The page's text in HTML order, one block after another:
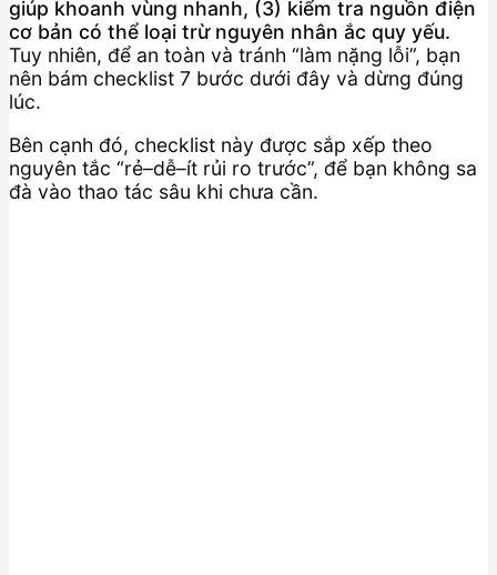
giúp khoanh vùng nhanh, (3) kiểm tra nguồn điện
cơ bản có thể loại trừ nguyên nhân ắc quy yếu.
Tuy nhiên, để an toàn và tránh “làm nặng lỗi”, bạn
nên bám checklist 7 bước dưới đây và dừng đúng
lúc.
Bên cạnh đó, checklist này được sắp xếp theo
nguyên tắc “rẻ–dễ–ít rủi ro trước”, để bạn không sa
đà vào thao tác sâu khi chưa cần.